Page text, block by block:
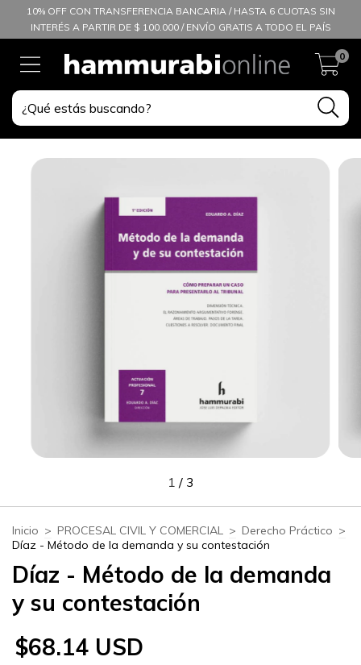
10% OFF CON TRANSFERENCIA BANCARIA / HASTA 6 CUOTAS SIN
INTERÉS A PARTIR DE $ 100.000 / ENVÍO GRATIS A TODO EL PAÍS
0
1 / 3
Inicio > PROCESAL CIVIL Y COMERCIAL > Derecho Práctico >
Díaz - Método de la demanda y su contestación
Díaz - Método de la demanda
y su contestación
$68.14 USD